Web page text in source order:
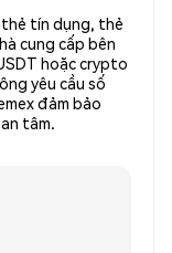
tín dụng, thẻ
cung cấp bên
hoặc crypto
yêu cầu số
đảm bảo
tâm.